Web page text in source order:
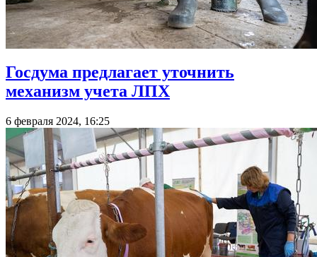
Госдума предлагает уточнить
механизм учета ЛПХ
6 февраля 2024, 16:25